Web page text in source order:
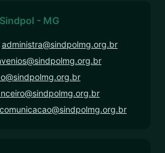
- MG
administra@sindpolmg.org.br
comunicacao@sindpolmg.org.br